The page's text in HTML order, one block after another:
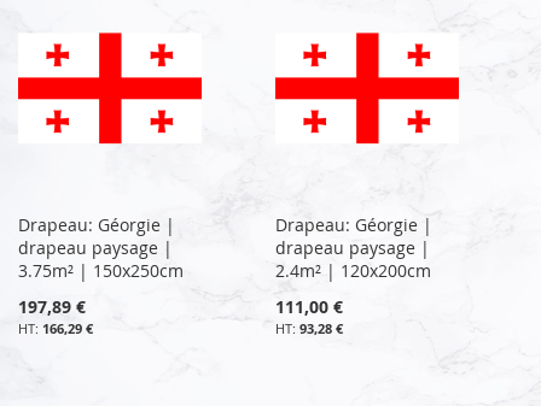
Drapeau: Géorgie |
drapeau paysage |
3.75m² | 150x250cm
197,89 €
166,29 €
Drapeau: Géorgie |
drapeau paysage |
2.4m² | 120x200cm
111,00 €
93,28 €